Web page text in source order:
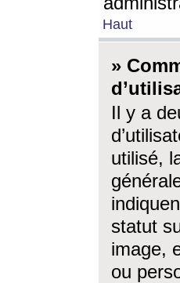
Haut
»
Il y a
utilisé,
statut
image,
ou